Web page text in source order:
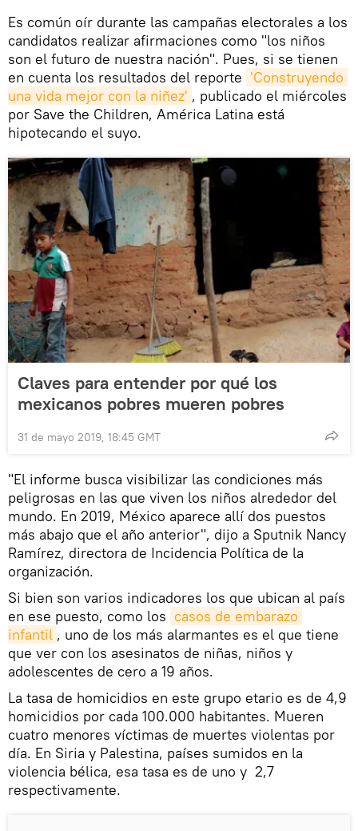
Es común oír durante las campañas electorales a los
candidatos realizar afirmaciones como "los niños
son el futuro de nuestra nación". Pues, si se tienen
en cuenta los resultados del reporte 'Construyendo
una vida mejor con la niñez' , publicado el miércoles
por Save the Children, América Latina está
hipotecando el suyo.
Claves para entender por qué los
mexicanos pobres mueren pobres
31 de mayo 2019, 18:45 GMT
"El informe busca visibilizar las condiciones más
peligrosas en las que viven los niños alrededor del
mundo. En 2019, México aparece allí dos puestos
más abajo que el año anterior", dijo a Sputnik Nancy
Ramírez, directora de Incidencia Política de la
organización.
Si bien son varios indicadores los que ubican al país
en ese puesto, como los casos de embarazo
infantil , uno de los más alarmantes es el que tiene
que ver con los asesinatos de niñas, niños y
adolescentes de cero a 19 años.
La tasa de homicidios en este grupo etario es de 4,9
homicidios por cada 100.000 habitantes. Mueren
cuatro menores víctimas de muertes violentas por
día. En Siria y Palestina, países sumidos en la
violencia bélica, esa tasa es de uno y 2,7
respectivamente.